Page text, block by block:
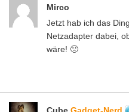
Mirco
Jetzt hab ich das
Netzadapter dabei,
wäre! 🙁